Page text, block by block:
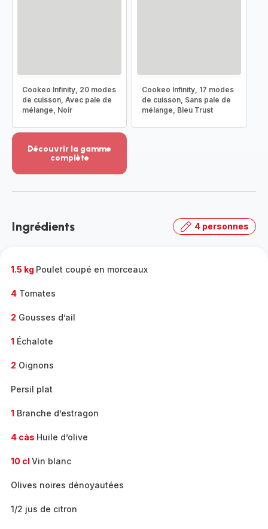
Cookeo Infinity, 20 modes
de cuisson, Avec pale de
mélange, Noir
Cookeo Infinity, 17 modes
de cuisson, Sans pale de
mélange, Bleu Trust
Découvrir la gamme
complète
-
gamme
Ingrédients 4 personnes
1.5 kg Poulet coupé en morceaux
4 Tomates
2 Gousses d’ail
1 Échalote
2 Oignons
Persil plat
1 Branche d’estragon
4 càs Huile d’olive
10 cl Vin blanc
Olives noires dénoyautées
1/2 jus de citron